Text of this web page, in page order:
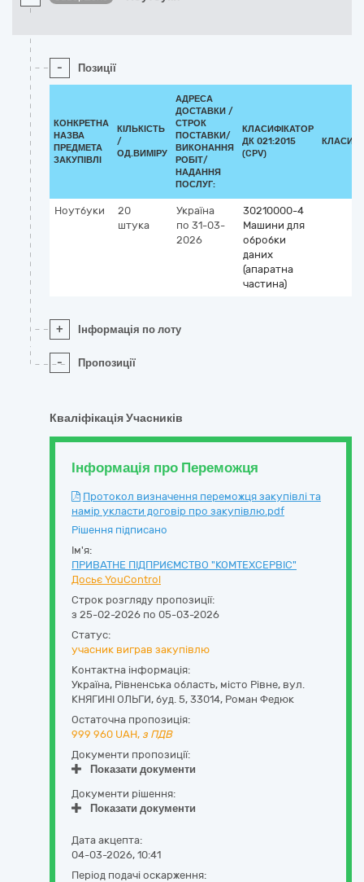
- Позиції
КОНКРЕТНА
НАЗВА
ПРЕДМЕТА
ЗАКУПІВЛІ
КІЛЬКІСТЬ
/
ОД.ВИМІРУ
АДРЕСА
ДОСТАВКИ /
СТРОК
ПОСТАВКИ/
ВИКОНАННЯ
РОБІТ/
НАДАННЯ
ПОСЛУГ:
КЛАСИФІКАТОР
ДК 021:2015
(CPV)
Ноутбуки
20
штука
Україна
по 31-03-
2026
30210000-4
Машини для
обробки
даних
(апаратна
частина)
+ Інформація по лоту
- Пропозиції
Кваліфікація Учасників
Інформація про Переможця
Протокол визначення переможця закупівлі та
намір укласти договір про закупівлю.pdf
Рішення підписано
Ім'я:
ПРИВАТНЕ ПІДПРИЄМСТВО "КОМТЕХСЕРВІС"
Досьє YouControl
Строк розгляду пропозиції:
з 25-02-2026 по 05-03-2026
Статус:
учасник виграв закупівлю
Контактна інформація:
Україна, Рівненська область, місто Рівне, вул.
КНЯГИНІ ОЛЬГИ, буд. 5, 33014, Роман Федюк
Остаточна пропозиція:
999 960 UAH, з ПДВ
Документи пропозиції:
Показати документи
Документи рішення:
Показати документи
Дата акцепта:
04-03-2026, 10:41
Період подачі оскарження: